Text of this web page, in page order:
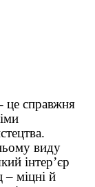
це справжня
.
виду
інтер’єр
– міцні й